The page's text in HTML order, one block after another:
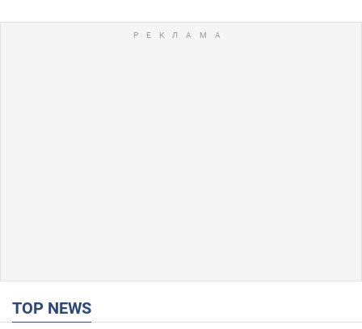
TOP NEWS